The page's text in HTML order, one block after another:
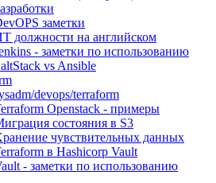
заметки
должности на английском
- заметки по использованию
vs Ansible
devops/terraform
Openstack - примеры
состояния в S3
чувствительных данных
в Hashicorp Vault
- заметки по использованию